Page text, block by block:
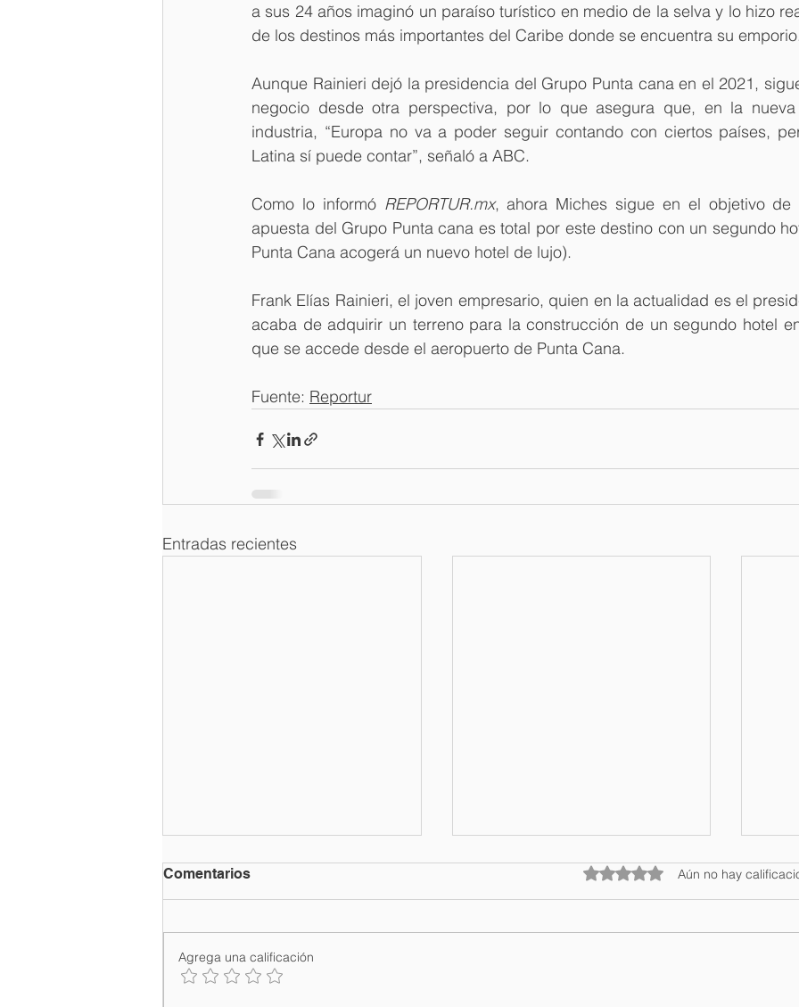
a sus 24 años imaginó un paraíso turístico en medio de la selva y lo hizo
de los destinos más importantes del Caribe donde se encuentra su
Aunque Rainieri dejó la presidencia del Grupo Punta cana en el 2021,
negocio desde otra perspectiva, por lo que asegura que, en la
industria, “Europa no va a poder seguir contando con ciertos países,
Latina sí puede contar”, señaló a ABC.
Como lo informó REPORTUR.mx, ahora Miches sigue en el objetivo de
apuesta del Grupo Punta cana es total por este destino con un segundo
Punta Cana acogerá un nuevo hotel de lujo).
Frank Elías Rainieri, el joven empresario, quien en la actualidad es el
acaba de adquirir un terreno para la construcción de un segundo hotel
que se accede desde el aeropuerto de Punta Cana.
Fuente: Reportur
Entradas recientes
Comentarios Obtuvo 0 de 5 estrellas.
Aún no hay
Agrega una calificación